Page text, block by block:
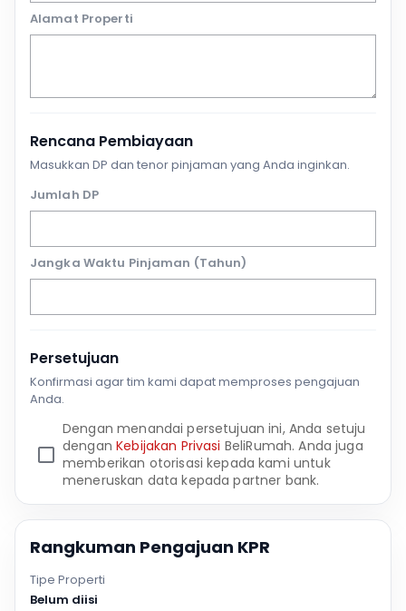
Alamat Properti
Rencana Pembiayaan
Masukkan DP dan tenor pinjaman yang Anda inginkan.
Jumlah DP
Jangka Waktu Pinjaman (Tahun)
Persetujuan
Konfirmasi agar tim kami dapat memproses pengajuan
Anda.
Dengan menandai persetujuan ini, Anda setuju
denganKebijakan Privasi BeliRumah. Anda juga
memberikan otorisasi kepada kami untuk
meneruskan data kepada partner bank.
Rangkuman Pengajuan KPR
Tipe Properti
Belum diisi